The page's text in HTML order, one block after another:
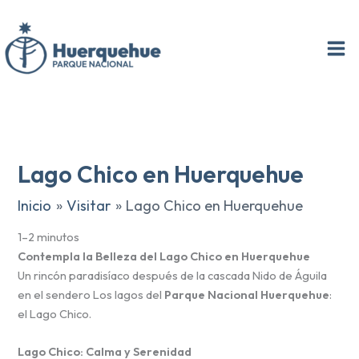
contenido
Lago Chico en Huerquehue
Inicio Visitar Lago Chico en Huerquehue
1–2 minutos
Contempla la Belleza del Lago Chico en Huerquehue
Un rincón paradisíaco después de la cascada Nido de Águila
en el sendero Los lagos del Parque Nacional Huerquehue:
el Lago Chico.
Lago Chico: Calma y Serenidad